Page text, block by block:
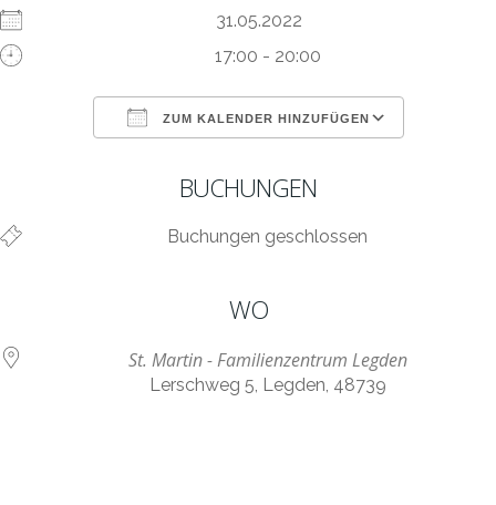
31.05.2022
17:00 - 20:00
ZUM KALENDER HINZUFÜGEN
BUCHUNGEN
Buchungen geschlossen
WO
St. Martin - Familienzentrum Legden
Lerschweg 5, Legden, 48739